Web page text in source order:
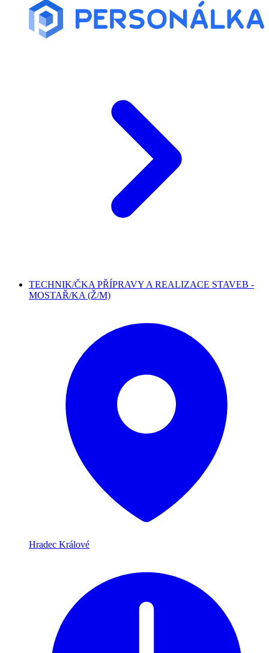
TECHNIK/ČKA PŘÍPRAVY A REALIZACE STAVEB -
MOSTAŘ/KA (Ž/M)
Hradec Králové